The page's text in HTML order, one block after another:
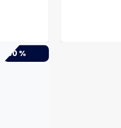
-50 %